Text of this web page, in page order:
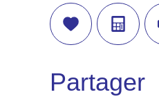
Partager